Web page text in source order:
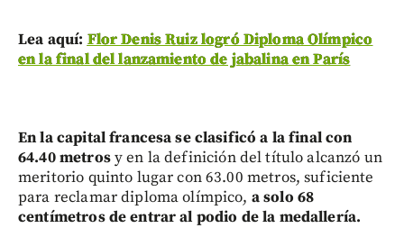
Lea aquí: Flor Denis Ruiz logró Diploma Olímpico
en la final del lanzamiento de jabalina en París
En la capital francesa se clasificó a la final con
64.40 metrosy en la definición del título alcanzó un
meritorio quinto lugar con 63.00 metros, suficiente
para reclamar diploma olímpico, a solo 68
centímetros de entrar al podio de la medallería.